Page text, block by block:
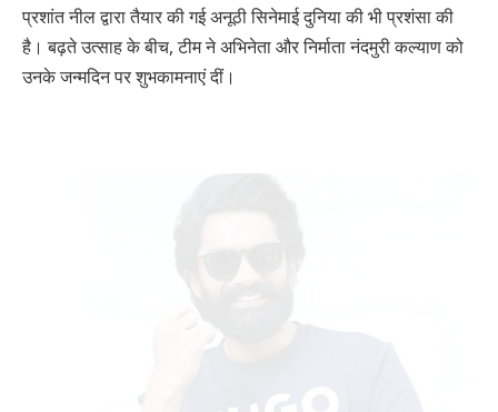
प्रशांत नील द्वारा तैयार की गई अनूठी सिनेमाई दुनिया की भी प्रशंसा की
है। बढ़ते उत्साह के बीच, टीम ने अभिनेता और निर्माता नंदमुरी कल्याण को
उनके जन्मदिन पर शुभकामनाएं दीं।